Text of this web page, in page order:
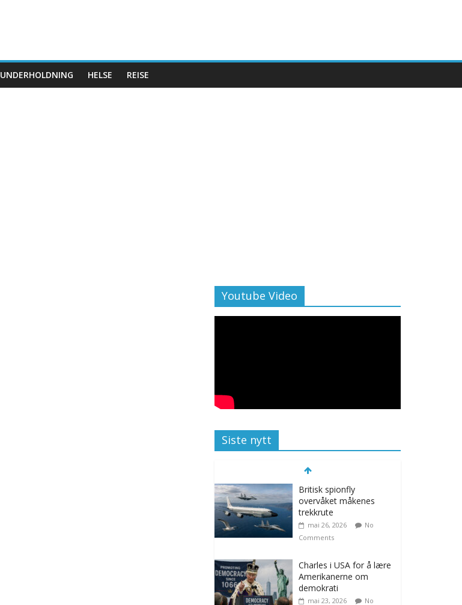
UNDERHOLDNING HELSE REISE
Youtube Video
Siste nytt
Britisk spionfly
overvåket måkenes
trekkrute
mai 26, 2026
No
Comments
Charles i USA for å lære
Amerikanerne om
demokrati
mai 23, 2026
No